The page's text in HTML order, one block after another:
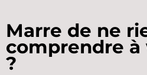
Marre de ne
comprendre à
?